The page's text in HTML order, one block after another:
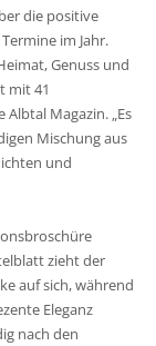
die positive
im Jahr.
Genuss und
mit 41
Magazin. „Es
Mischung aus
und
zieht der
auf sich, während
Eleganz
nach den